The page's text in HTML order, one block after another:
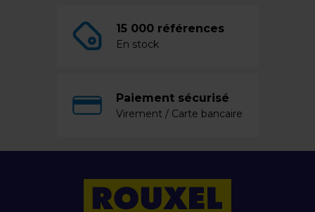
15 000 références
En stock
Paiement sécurisé
Virement / Carte bancaire